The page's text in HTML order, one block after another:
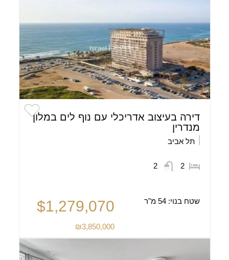
דירה בעיצוב אדריכלי עם נוף לים במלון
מנדרין
תל אביב
2
2
שטח בנוי:54 מ"ר $1,279,070
₪3,850,000